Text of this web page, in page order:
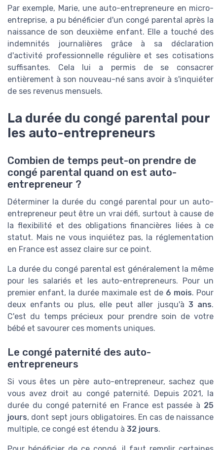
Par exemple, Marie, une auto-entrepreneure en micro-
entreprise, a pu bénéficier d'un congé parental après la
naissance de son deuxième enfant. Elle a touché des
indemnités journalières grâce à sa déclaration
d'activité professionnelle régulière et ses cotisations
suffisantes. Cela lui a permis de se consacrer
entièrement à son nouveau-né sans avoir à s'inquiéter
de ses revenus mensuels.
La durée du congé parental pour
les auto-entrepreneurs
Combien de temps peut-on prendre de
congé parental quand on est auto-
entrepreneur ?
Déterminer la durée du congé parental pour un auto-
entrepreneur peut être un vrai défi, surtout à cause de
la flexibilité et des obligations financières liées à ce
statut. Mais ne vous inquiétez pas, la réglementation
en France est assez claire sur ce point.
La durée du congé parental est généralement la même
pour les salariés et les auto-entrepreneurs. Pour un
premier enfant, la durée maximale est de 6 mois. Pour
deux enfants ou plus, elle peut aller jusqu'à 3 ans.
C'est du temps précieux pour prendre soin de votre
bébé et savourer ces moments uniques.
Le congé paternité des auto-
entrepreneurs
Si vous êtes un père auto-entrepreneur, sachez que
vous avez droit au congé paternité. Depuis 2021, la
durée du congé paternité en France est passée à 25
jours, dont sept jours obligatoires. En cas de naissance
multiple, ce congé est étendu à 32 jours.